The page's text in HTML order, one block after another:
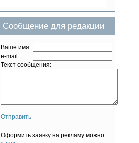
Сообщение для редакции
Ваше имя:
e-mail:
Текст сообщения:
Отправить
Оформить заявку на рекламу можно